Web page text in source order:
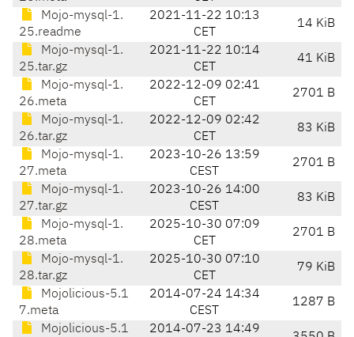
Mojo-mysql-1.
25.readme
2021-11-22 10:13
CET
14 KiB
Mojo-mysql-1.
25.tar.gz
2021-11-22 10:14
CET
41 KiB
Mojo-mysql-1.
26.meta
2022-12-09 02:41
CET
2701 B
Mojo-mysql-1.
26.tar.gz
2022-12-09 02:42
CET
83 KiB
Mojo-mysql-1.
27.meta
2023-10-26 13:59
CEST
2701 B
Mojo-mysql-1.
27.tar.gz
2023-10-26 14:00
CEST
83 KiB
Mojo-mysql-1.
28.meta
2025-10-30 07:09
CET
2701 B
Mojo-mysql-1.
28.tar.gz
2025-10-30 07:10
CET
79 KiB
Mojolicious-5.1
7.meta
2014-07-24 14:34
CEST
1287 B
Mojolicious-5.1
2014-07-23 14:49